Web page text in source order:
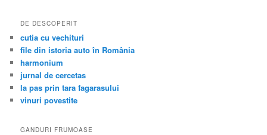
DE DESCOPERIT
cutia cu vechituri
file din istoria auto în România
harmonium
jurnal de cercetas
la pas prin tara fagarasului
vinuri povestite
GANDURI FRUMOASE